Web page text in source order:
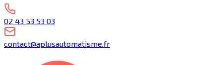
02 43 53 53 03
contact@aplusautomatisme.fr